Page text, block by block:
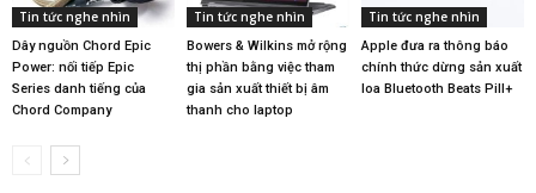
Tin tức nghe nhìn
Dây nguồn Chord Epic
Power: nối tiếp Epic
Series danh tiếng của
Chord Company
Tin tức nghe nhìn
Bowers & Wilkins mở rộng
thị phần bằng việc tham
gia sản xuất thiết bị âm
thanh cho laptop
Tin tức nghe nhìn
Apple đưa ra thông báo
chính thức dừng sản xuất
loa Bluetooth Beats Pill+